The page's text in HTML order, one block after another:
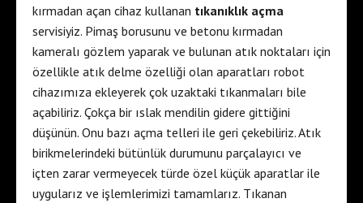
kırmadan açan cihaz kullanan tıkanıklık açma
servisiyiz. Pimaş borusunu ve betonu kırmadan
kameralı gözlem yaparak ve bulunan atık noktaları için
özellikle atık delme özelliği olan aparatları robot
cihazımıza ekleyerek çok uzaktaki tıkanmaları bile
açabiliriz. Çokça bir ıslak mendilin gidere gittiğini
düşünün. Onu bazı açma telleri ile geri çekebiliriz. Atık
birikmelerindeki bütünlük durumunu parçalayıcı ve
içten zarar vermeyecek türde özel küçük aparatlar ile
uygularız ve işlemlerimizi tamamlarız. Tıkanan